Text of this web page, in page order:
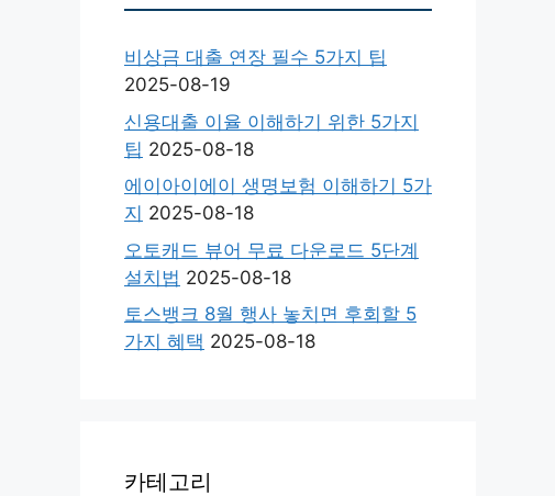
비상금 대출 연장 필수 5가지 팁
2025-08-19
신용대출 이율 이해하기 위한 5가지
팁 2025-08-18
에이아이에이 생명보험 이해하기 5가
지 2025-08-18
오토캐드 뷰어 무료 다운로드 5단계
설치법 2025-08-18
토스뱅크 8월 행사 놓치면 후회할 5
가지 혜택 2025-08-18
카테고리